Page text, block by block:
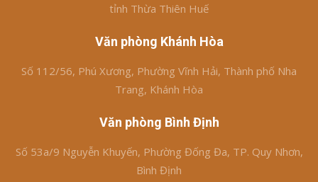
tỉnh Thừa Thiên Huế
Văn phòng Khánh Hòa
Số 112/56, Phú Xương, Phường Vĩnh Hải, Thành phố Nha
Trang, Khánh Hòa
Văn phòng Bình Định
Số 53a/9 Nguyễn Khuyến, Phường Đống Đa, TP. Quy Nhơn,
Bình Định